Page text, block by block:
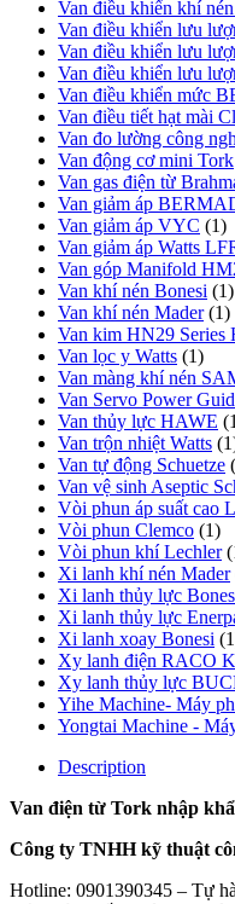
Van điều khiển khí
Van điều khiển lưu
Van điều khiển lưu
Van điều khiển lưu
Van điều khiển mức
Van điều tiết hạt mài
Van đo lường công
Van động cơ mini Tork
Van gas điện từ
Van giảm áp
Van giảm áp VYC (1)
Van giảm áp Watts
Van góp Manifold
Van khí nén Bonesi (1)
Van khí nén Mader (1)
Van kim HN29 Series
Van lọc y Watts (1)
Van màng khí nén
Van Servo Power
Van thủy lực HAWE
Van trộn nhiệt Watts
Van tự động Schuetze
Van vệ sinh Aseptic
Vòi phun áp suất cao
Vòi phun Clemco (1)
Vòi phun khí Lechler
Xi lanh khí nén Mader
Xi lanh thủy lực
Xi lanh thủy lực
Xi lanh xoay Bonesi
Xy lanh điện RACO
Xy lanh thủy lực
Yihe Machine- Máy
Yongtai Machine -
Description
Van điện từ Tork nhập
Công ty TNHH kỹ thuật
Hotline: 0901390345 – Tự